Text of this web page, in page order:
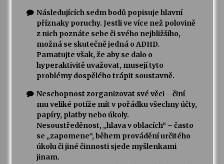
Následujících sedm bodů popisuje hlavní
příznaky poruchy. Jestli ve více než polovině
z nich poznáte sebe či svého nejbližšího,
možná se skutečně jedná o ADHD.
Pamatujte však, že aby se dalo o
hyperaktivitě uvažovat, musejí tyto
problémy dospělého trápit soustavně.
Neschopnost zorganizovat své věci – činí
mu veliké potíže mít v pořádku všechny účty,
papíry, platby nebo úkoly.
Nesoustředěnost, „hlava v oblacích“ – často
se „zapomene“, během provádění určitého
úkolu či jiné činnosti sjede myšlenkami
jinam.